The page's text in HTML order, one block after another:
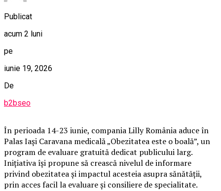
Publicat
acum 2 luni
pe
iunie 19, 2026
De
b2bseo
În perioada 14-23 iunie, compania Lilly România aduce în
Palas Iași Caravana medicală „Obezitatea este o boală”, un
program de evaluare gratuită dedicat publicului larg.
Inițiativa își propune să crească nivelul de informare
privind obezitatea și impactul acesteia asupra sănătății,
prin acces facil la evaluare și consiliere de specialitate.